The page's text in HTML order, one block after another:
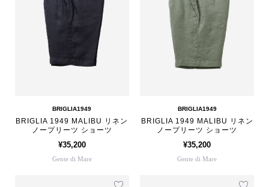
BRIGLIA1949
BRIGLIA 1949 MALIBU リネン
ノープリーツ ショーツ
¥35,200
Gente di Mare
BRIGLIA1949
BRIGLIA 1949 MALIBU リネン
ノープリーツ ショーツ
¥35,200
Gente di Mare